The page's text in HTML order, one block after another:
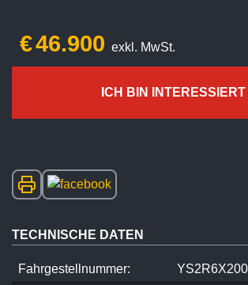
€46.900 exkl. MwSt.
ICH BIN INTERESSIERT
TECHNISCHE DATEN
Fahrgestellnummer: